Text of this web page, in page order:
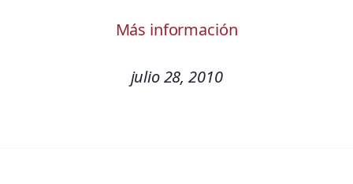
Más información
julio 28, 2010